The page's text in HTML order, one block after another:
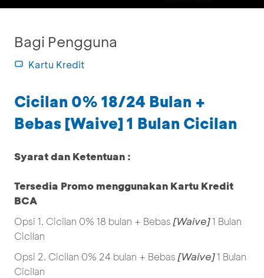
Bagi Pengguna
Kartu Kredit
Cicilan 0% 18/24 Bulan +
Bebas [Waive] 1 Bulan Cicilan
Syarat dan Ketentuan :
Tersedia Promo menggunakan Kartu Kredit
BCA
Opsi 1. Cicilan 0% 18 bulan + Bebas [Waive]1 Bulan
Cicilan
Opsi 2. Cicilan 0% 24 bulan + Bebas [Waive]1 Bulan
Cicilan